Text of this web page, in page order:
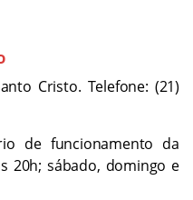
Cristo. Telefone: (21)
de funcionamento da
20h; sábado, domingo e